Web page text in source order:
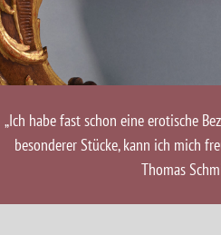
„Ich habe fast schon eine erotische
besonderer Stücke, kann ich mich
Thomas